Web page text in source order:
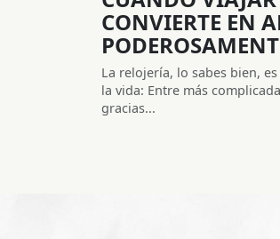
CONVIERTE EN
La relojería, lo sabes bien,
la vida: Entre más
gracias...